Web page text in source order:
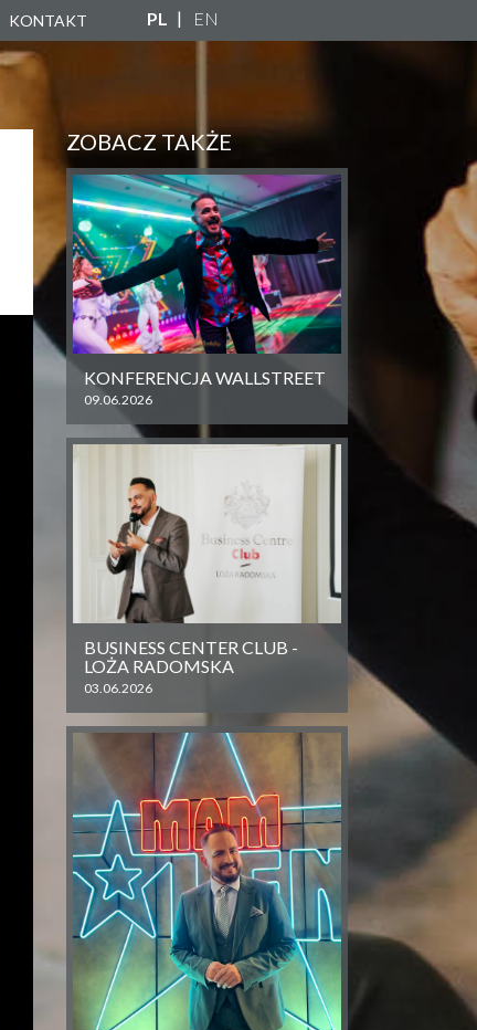
KONTAKT PL EN
ZOBACZ TAKŻE
KONFERENCJA WALLSTREET
09.06.2026
BUSINESS CENTER CLUB -
LOŻA RADOMSKA
03.06.2026